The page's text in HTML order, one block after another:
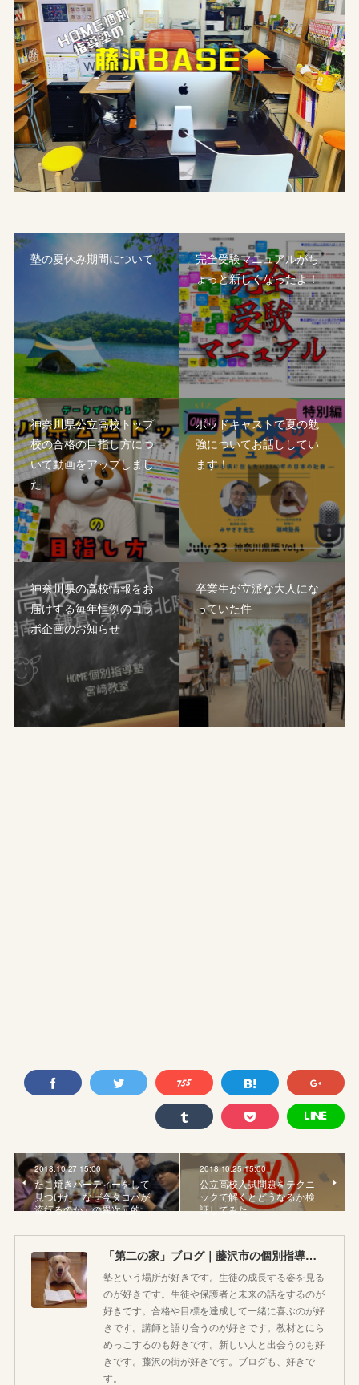
塾の夏休み期間について
完全受験マニュアルがち
ょっと新しくなったよ！
神奈川県公立高校トップ
校の合格の目指し方につ
いて動画をアップしまし
た
ポッドキャストで夏の勉
強についてお話ししてい
ます！
神奈川県の高校情報をお
届けする毎年恒例のコラ
ボ企画のお知らせ
卒業生が立派な大人にな
っていた件
2018.10.27 15:00
たこ焼きパーティーをして
見つけた「なぜ今タコパが
流行るのか」の異次元的…
2018.10.25 15:00
公立高校入試問題をテクニ
ックで解くとどうなるか検
証してみた
「第二の家」ブログ｜藤沢市の個別指導塾のお話
塾という場所が好きです。生徒の成長する姿を見る
のが好きです。生徒や保護者と未来の話をするのが
好きです。合格や目標を達成して一緒に喜ぶのが好
きです。講師と語り合うのが好きです。教材とにら
めっこするのも好きです。新しい人と出会うのも好
きです。藤沢の街が好きです。ブログも、好きで
す。